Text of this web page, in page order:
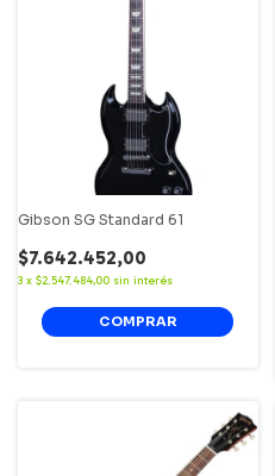
Gibson SG Standard 61
$7.642.452,00
3 x $2.547.484,00 sin interés